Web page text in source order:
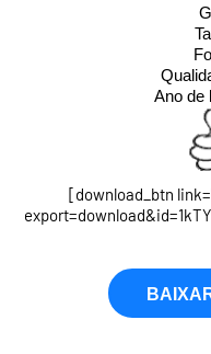
Ano de
[download_btn